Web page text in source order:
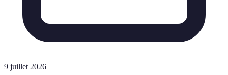
9 juillet 2026